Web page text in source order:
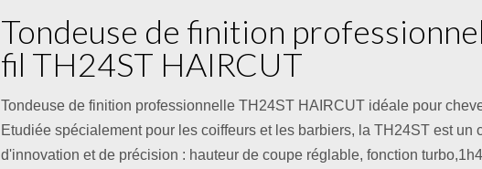
Tondeuse de finition
fil TH24ST HAIRCUT
Tondeuse de finition professionnelle TH24ST HAIRCUT idéale pour
Etudiée spécialement pour les coiffeurs et les barbiers, la TH24ST est un
d'innovation et de précision : hauteur de coupe réglable, fonction